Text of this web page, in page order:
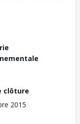
clôture
2015